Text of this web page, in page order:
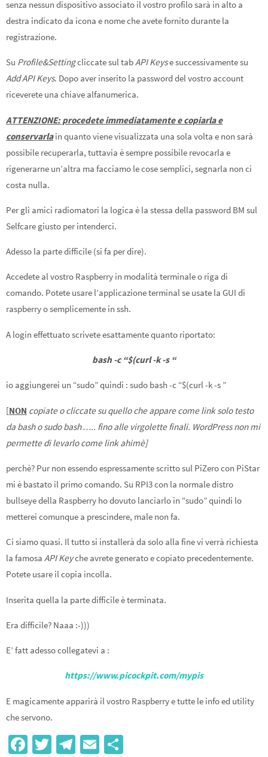
senza nessun dispositivo associato il vostro profilo sarà in alto a
destra indicato da icona e nome che avete fornito durante la
registrazione.
Su Profile&Settingcliccate sul tabAPI Keyse successivamente su
Add API Keys. Dopo aver inserito la password del vostro account
riceverete una chiave alfanumerica.
ATTENZIONE: procedete immediatamente e copiarla e
conservarlain quanto viene visualizzata una sola volta e non sarà
possibile recuperarla, tuttavia è sempre possibile revocarla e
rigenerarne un’altra ma facciamo le cose semplici, segnarla non ci
costa nulla.
Per gli amici radiomatori la logica è la stessa della password BM sul
Selfcare giusto per intenderci.
Adesso la parte difficile (si fa per dire).
Accedete al vostro Raspberry in modalità terminale o riga di
comando. Potete usare l’applicazione terminal se usate la GUI di
raspberry o semplicemente in ssh.
A login effettuato scrivete esattamente quanto riportato:
bash -c “$(curl -k -s “
io aggiungerei un “sudo” quindi : sudo bash -c “$(curl -k -s ”
[NON copiate o cliccate su quello che appare come link solo testo
da bash o sudo bash ….. fino alle virgolette finali. WordPress non mi
permette di levarlo come link ahimè]
perchè? Pur non essendo espressamente scritto sul PiZero con PiStar
mi è bastato il primo comando. Su RPI3 con la normale distro
bullseye della Raspberry ho dovuto lanciarlo in “sudo” quindi lo
metterei comunque a prescindere, male non fa.
Ci siamo quasi. Il tutto si installerà da solo alla fine vi verrà richiesta
la famosa API Keyche avrete generato e copiato precedentemente.
Potete usare il copia incolla.
Inserita quella la parte difficile è terminata.
Era difficile? Naaa :-)))
E’ fatt adesso collegatevi a :
https://www.picockpit.com/mypis
E magicamente apparirà il vostro Raspberry e tutte le info ed utility
che servono.
Fa T
Te E